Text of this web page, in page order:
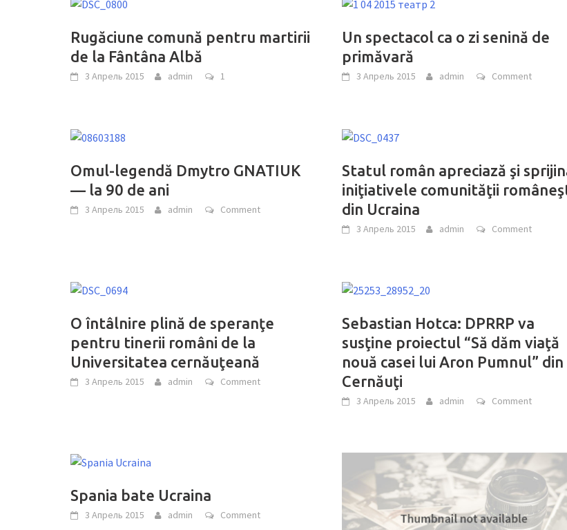
Rugăciune comună pentru martirii
de la Fântâna Albă
3 Апрель 2015 admin 1
Un spectacol ca o zi senină de
primăvară
3 Апрель 2015 admin Comment
Omul-legendă Dmytro GNATIUK
— la 90 de ani
3 Апрель 2015 admin Comment
Statul român apreciază şi
iniţiativele comunităţii
din Ucraina
3 Апрель 2015 admin Comment
O întâlnire plină de speranţe
pentru tinerii români de la
Universitatea cernăuţeană
3 Апрель 2015 admin Comment
Sebastian Hotca: DPRRP va
susţine proiectul “Să dăm viaţă
nouă casei lui Aron Pumnul” din
Cernăuţi
3 Апрель 2015 admin Comment
Spania bate Ucraina
3 Апрель 2015 admin Comment